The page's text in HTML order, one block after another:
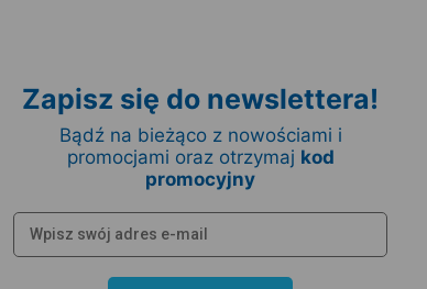
Zapisz się do newslettera!
Bądź na bieżąco z nowościami i
promocjami oraz otrzymaj kod
promocyjny